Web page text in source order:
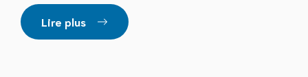
Lire plus